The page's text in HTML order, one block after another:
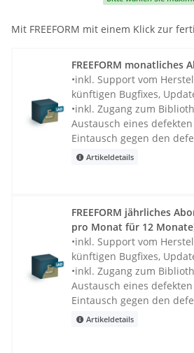
Mit FREEFORM mit einem Klick zur
FREEFORM monatliches
•inkl. Support vom
künftigen Bugfixes,
•inkl. Zugang zum
Austausch eines
Eintausch gegen den
Artikeldetails
FREEFORM jährliches
pro Monat für 12
•inkl. Support vom
künftigen Bugfixes,
•inkl. Zugang zum
Austausch eines
Eintausch gegen den
Artikeldetails